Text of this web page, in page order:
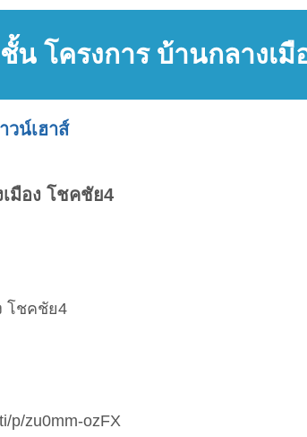
น โครงการ บ้านกลางเมื
วน์เฮาส์
มือง โชคชัย4
โชคชัย4
p/zu0mm-ozFX